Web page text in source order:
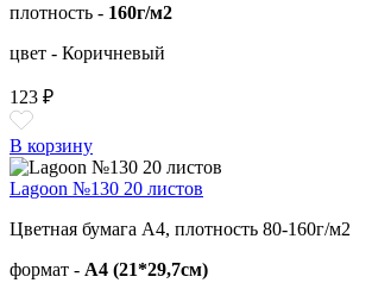
плотность - 160г/м2
цвет - Коричневый
123 ₽
В корзину
Lagoon №130 20 листов
Цветная бумага А4, плотность 80-160г/м2
формат - А4 (21*29,7см)